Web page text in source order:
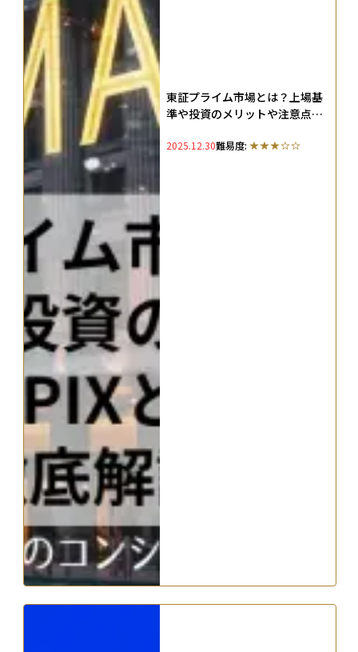
東証プライム市場とは？上場基
準や投資のメリットや注意点、
2025.12.30難易度: